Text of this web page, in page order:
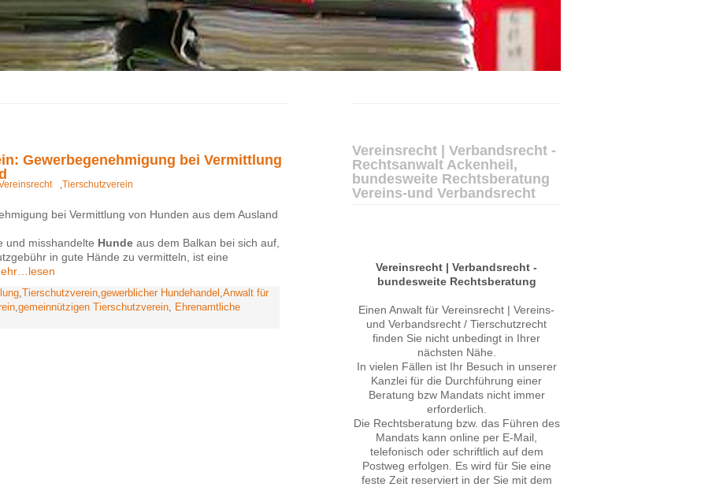
Gewerbegenehmigung bei Vermittlung
,Tierschutzverein
bei Vermittlung von Hunden aus dem Ausland
und misshandelte Hunde aus dem Balkan bei sich auf,
in gute Hände zu vermitteln, ist eine
, Tierschutzverein,gewerblicher Hundehandel ,Anwalt für
,gemeinnützigen Tierschutzverein, Ehrenamtliche
Vereinsrecht | Verbandsrecht -
Rechtsanwalt Ackenheil,
bundesweite Rechtsberatung
Vereins-und Verbandsrecht
Vereinsrecht | Verbandsrecht -
bundesweite Rechtsberatung
Einen Anwalt für Vereinsrecht | Vereins-
und Verbandsrecht / Tierschutzrecht
finden Sie nicht unbedingt in Ihrer
nächsten Nähe.
In vielen Fällen ist Ihr Besuch in unserer
Kanzlei für die Durchführung einer
Beratung bzw Mandats nicht immer
erforderlich.
Die Rechtsberatung bzw. das Führen des
Mandats kann online per E-Mail,
telefonisch oder schriftlich auf dem
Postweg erfolgen. Es wird für Sie eine
feste Zeit reserviert in der Sie mit dem